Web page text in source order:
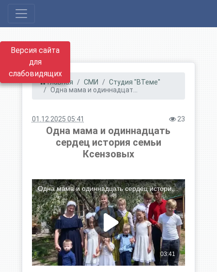
Версия сайта
для
слабовидящих
Главная СМИ
Студия "ВТеме"
Одна мама и одиннадцат...
01.12.2025 05:41 23
Одна мама и одиннадцать
сердец история семьи
Ксензовых